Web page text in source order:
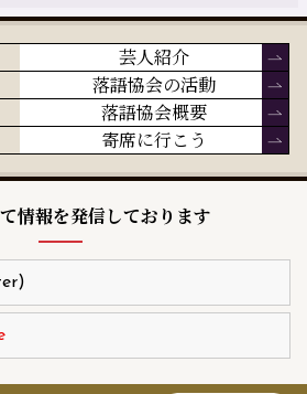
芸人紹介
落語協会の活動
落語協会概要
寄席に行こう
情報を発信しております